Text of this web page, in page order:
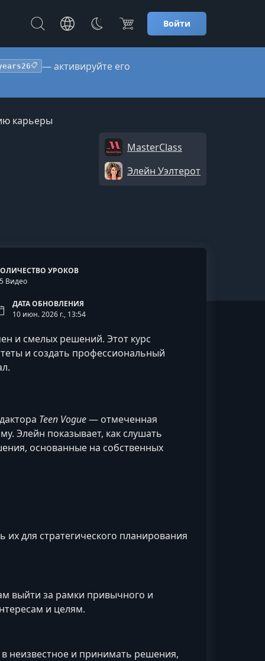
Войти
📋 — активируйте его
карьеры
MasterClass
Элейн Уэлтерот
УРОКОВ
Видео
ДАТА ОБНОВЛЕНИЯ
10 июн. 2026 г., 13:54
и смелых решений. Этот курс
и создать профессиональный
Teen Vogue— отмеченная
Элейн показывает, как слушать
основанные на собственных
для стратегического планирования
выйти за рамки привычного и
и целям.
неизвестное и принимать решения,